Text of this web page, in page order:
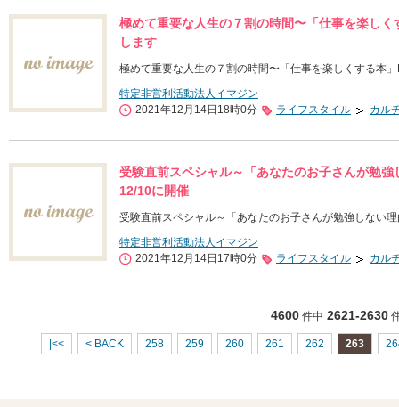
極めて重要な人生の７割の時間〜「仕事を楽し
します
極めて重要な人生の７割の時間〜「仕事を楽しくする本
特定非営利活動法人イマジン
2021年12月14日18時0分
ライフスタイル カル
受験直前スペシャル～「あなたのお子さんが勉
12/10に開催
受験直前スペシャル～「あなたのお子さんが勉強しない
特定非営利活動法人イマジン
2021年12月14日17時0分
ライフスタイル カル
4600件中 2621-2630
|<< < BACK 258 259 260 261 262 263